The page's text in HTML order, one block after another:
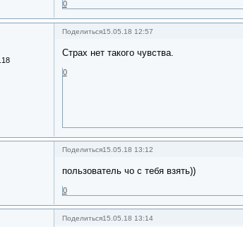
0
Поделиться15.05.18 12:57
Страх нет такого чувства.
0
Поделиться15.05.18 13:12
пользователь чо с тебя взять))
0
Поделиться15.05.18 13:14